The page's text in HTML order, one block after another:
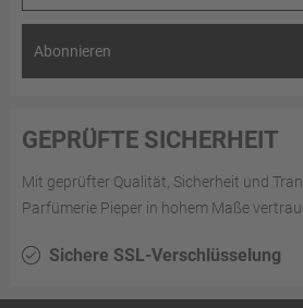
Abonnieren
GEPRÜFTE SICHERHEIT
Mit geprüfter Qualität, Sicherheit und
Parfümerie Pieper in hohem Maße
Sichere SSL-Verschlüsselung